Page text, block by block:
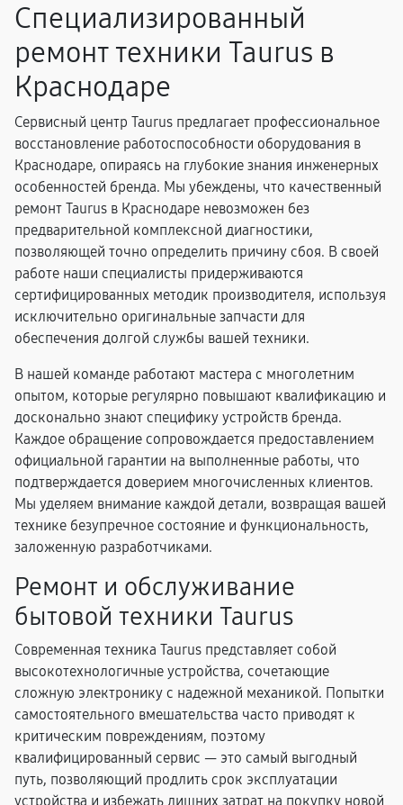
Специализированный
ремонт техники Taurus в
Краснодаре
Сервисный центр Taurus предлагает профессиональное
восстановление работоспособности оборудования в
Краснодаре, опираясь на глубокие знания инженерных
особенностей бренда. Мы убеждены, что качественный
ремонт Taurus в Краснодаре невозможен без
предварительной комплексной диагностики,
позволяющей точно определить причину сбоя. В своей
работе наши специалисты придерживаются
сертифицированных методик производителя, используя
исключительно оригинальные запчасти для
обеспечения долгой службы вашей техники.
В нашей команде работают мастера с многолетним
опытом, которые регулярно повышают квалификацию и
досконально знают специфику устройств бренда.
Каждое обращение сопровождается предоставлением
официальной гарантии на выполненные работы, что
подтверждается доверием многочисленных клиентов.
Мы уделяем внимание каждой детали, возвращая вашей
технике безупречное состояние и функциональность,
заложенную разработчиками.
Ремонт и обслуживание
бытовой техники Taurus
Современная техника Taurus представляет собой
высокотехнологичные устройства, сочетающие
сложную электронику с надежной механикой. Попытки
самостоятельного вмешательства часто приводят к
критическим повреждениям, поэтому
квалифицированный сервис — это самый выгодный
путь, позволяющий продлить срок эксплуатации
устройства и избежать лишних затрат на покупку новой